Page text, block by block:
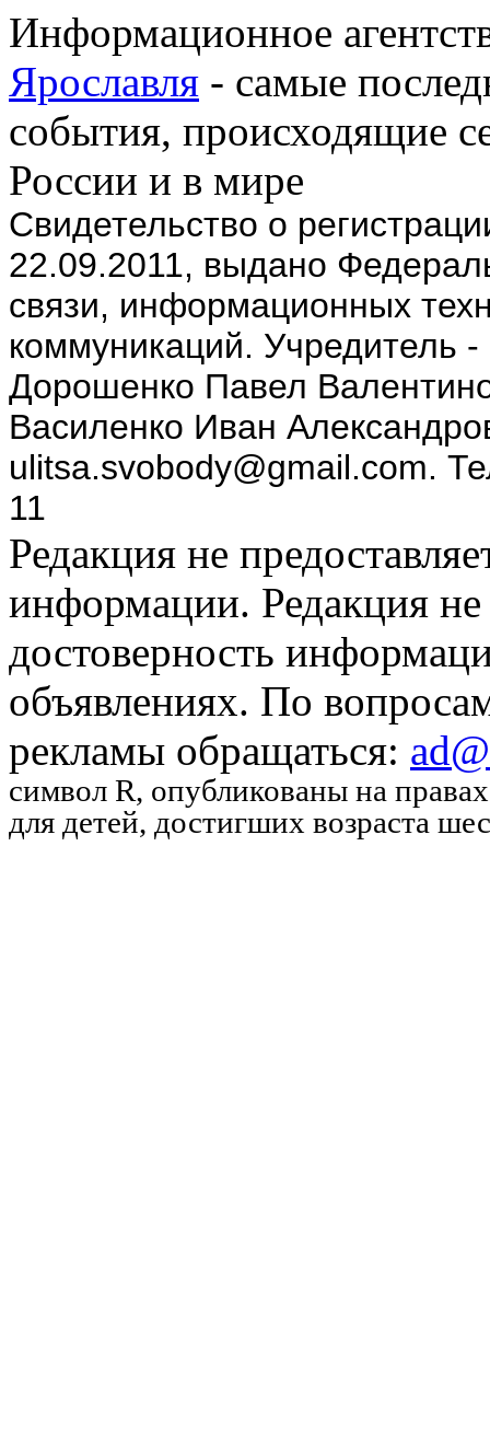
Информационное
Ярославля - самые
события, происходящие
России и в мире
Cвидетельство о
22.09.2011, выдано
связи, информационных
коммуникаций.
Дорошенко Павел
Василенко Иван
ulitsa.svobody@gmail.com.
11
Редакция не
информации. Редакция не
достоверность
объявлениях. По
рекламы обращаться:
символ R, опубликованы на
для детей, достигших возраста